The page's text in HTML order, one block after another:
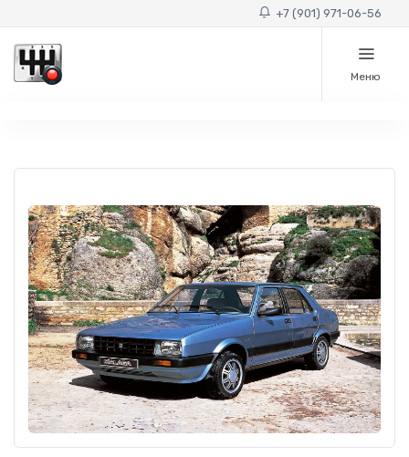
+7 (901) 971-06-56
Меню